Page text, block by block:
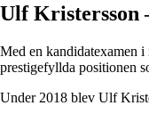
Ulf Kristersson
Med en kandidatexamen
prestigefyllda positionen
Under 2018 blev Ulf